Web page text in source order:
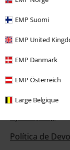
EMP Suomi
EMP United
EMP Danmark
EMP Österreich
Large Belgique
Disponibilidad:
Servicio
Política de